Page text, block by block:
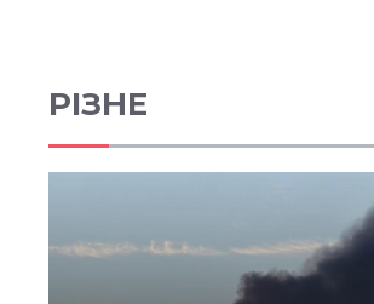
РІЗНЕ